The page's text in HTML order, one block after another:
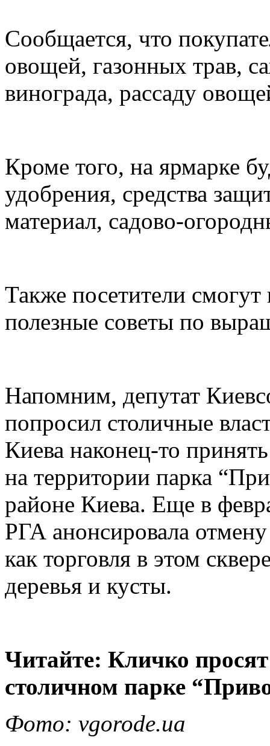
Сообщается, что
овощей, газонных трав,
винограда, рассаду
Кроме того, на ярмарке
удобрения, средства
материал, садово-
Также посетители смогут
полезные советы по
Напомним, депутат
попросил столичные
Киева наконец-то
на территории парка
районе Киева. Еще в
РГА анонсировала
как торговля в этом
деревья и кусты.
Читайте: Кличко
столичном парке
Фото: vgorode.ua